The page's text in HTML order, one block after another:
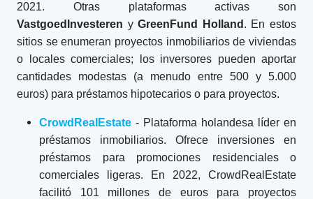
2021. Otras plataformas activas son
VastgoedInvesteren yGreenFund Holland . En estos
sitios se enumeran proyectos inmobiliarios de viviendas
o locales comerciales; los inversores pueden aportar
cantidades modestas (a menudo entre 500 y 5.000
euros) para préstamos hipotecarios o para proyectos.
CrowdRealEstate - Plataforma holandesa líder en
préstamos inmobiliarios. Ofrece inversiones en
préstamos para promociones residenciales o
comerciales ligeras. En 2022, CrowdRealEstate
facilitó 101 millones de euros para proyectos